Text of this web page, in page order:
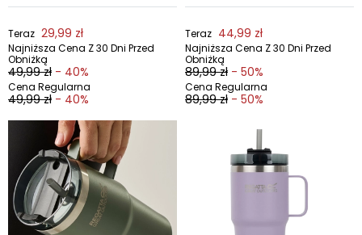
Teraz 29,99 zł
Najniższa Cena Z 30 Dni Przed
Obniżką
49,99 zł - 40%
Cena Regularna
49,99 zł - 40%
Teraz 44,99 zł
Najniższa Cena Z 30 Dni Przed
Obniżką
89,99 zł - 50%
Cena Regularna
89,99 zł - 50%